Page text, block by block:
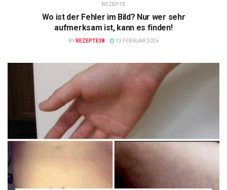
REZEPTE
Wo ist der Fehler im Bild? Nur wer sehr
aufmerksam ist, kann es finden!
BY REZEPTE38 13 FEBRUAR 2026